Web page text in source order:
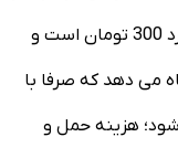
است، دریافتی که جایگاه از مصرف کننده دارد 300 تومان است و
می دهد که صرفا با
شود؛ هزینه حمل و